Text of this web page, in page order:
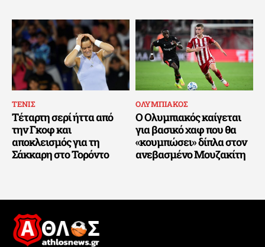
ΤΕΝΙΣ
Τέταρτη σερί ήττα από
την Γκοφ και
αποκλεισμός για τη
Σάκκαρη στο Τορόντο
ΟΛΥΜΠΙΑΚΟΣ
Ο Ολυμπιακός καίγεται
για βασικό χαφ που θα
«κουμπώσει» δίπλα στον
ανεβασμένο Μουζακίτη